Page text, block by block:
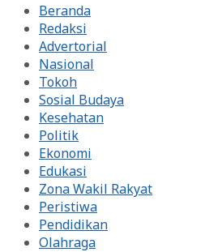
Beranda
Redaksi
Advertorial
Nasional
Tokoh
Sosial Budaya
Kesehatan
Politik
Ekonomi
Edukasi
Zona Wakil Rakyat
Peristiwa
Pendidikan
Olahraga